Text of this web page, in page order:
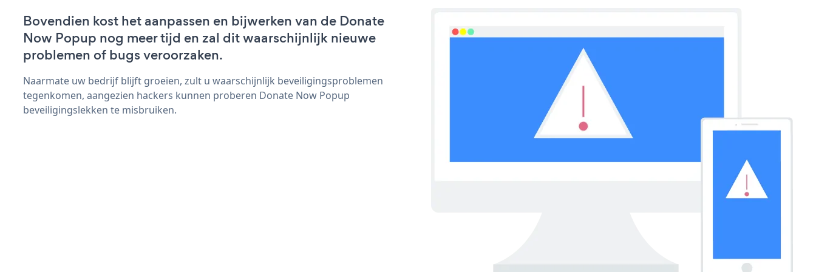
Bovendien kost het aanpassen en bijwerken van de Donate
Now Popup nog meer tijd en zal dit waarschijnlijk nieuwe
problemen of bugs veroorzaken.
Naarmate uw bedrijf blijft groeien, zult u waarschijnlijk beveiligingsproblemen
tegenkomen, aangezien hackers kunnen proberen Donate Now Popup
beveiligingslekken te misbruiken.